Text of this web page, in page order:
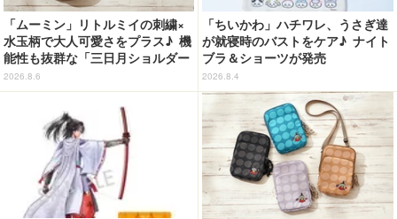
「ムーミン」リトルミイの刺繍×
水玉柄で大人可愛さをプラス♪ 機
能性も抜群な「三日月ショルダー
バッグ」が新登場
2026.8.6
「ちいかわ」ハチワレ、うさぎ達
が就寝時のバストをケア♪ ナイト
ブラ＆ショーツが発売
2026.8.4